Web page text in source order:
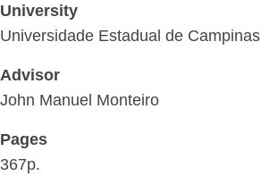
University
Universidade Estadual de Campinas
Advisor
John Manuel Monteiro
Pages
367p.